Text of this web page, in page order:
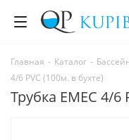
Главная - Каталог -
4/6 PVC (100м. в бухте)
Трубка EMEC 4/6